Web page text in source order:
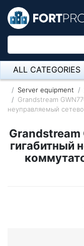
ALL CATEGORIES
Микрофон
Напольные розетки
Оборудование
Пылесос
Server equipment
Grandstream
неуправляемый
гигабитный